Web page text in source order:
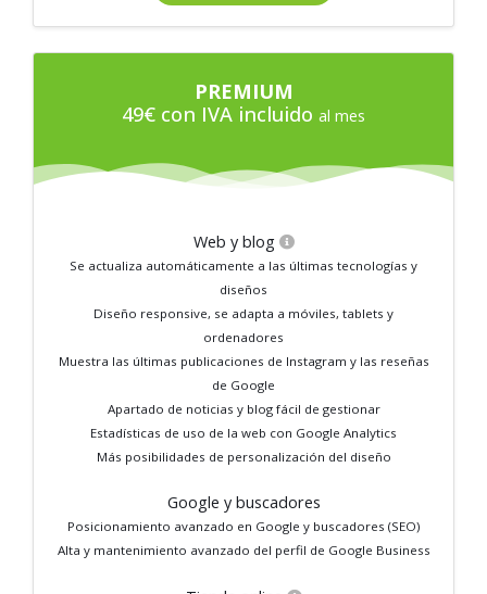
PREMIUM
49€ con IVA incluido al mes
Web y blog
Se actualiza automáticamente a las últimas tecnologías y
diseños
Diseño responsive, se adapta a móviles, tablets y
ordenadores
Muestra las últimas publicaciones de Instagram y las reseñas
de Google
Apartado de noticias y blog fácil de gestionar
Estadísticas de uso de la web con Google Analytics
Más posibilidades de personalización del diseño
Google y buscadores
Posicionamiento avanzado en Google y buscadores (SEO)
Alta y mantenimiento avanzado del perfil de Google Business